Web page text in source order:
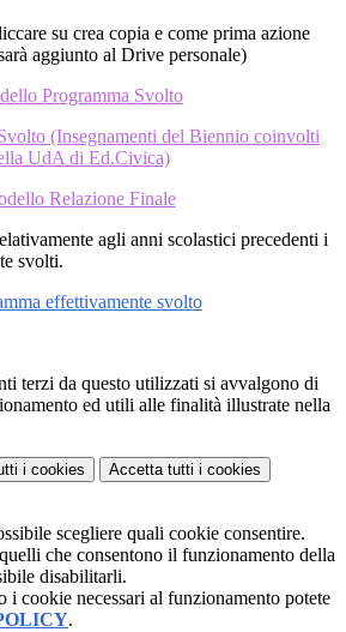
su crea copia e come prima azione
aggiunto al Drive personale)
Programma Svolto
(Insegnamenti del Biennio coinvolti
UdA di Ed.Civica)
Relazione Finale
agli anni scolastici precedenti i
svolti.
effettivamente svolto
terzi da questo utilizzati si avvalgono di
ed utili alle finalità illustrate nella
i cookies Accetta tutti i cookies
scegliere quali cookie consentire.
che consentono il funzionamento della
disabilitarli.
i cookie necessari al funzionamento potete
.